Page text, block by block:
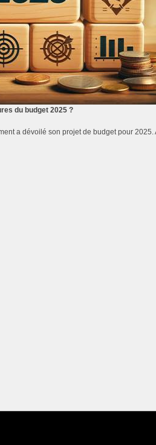
du budget 2025 ?
a dévoilé son projet de budget pour